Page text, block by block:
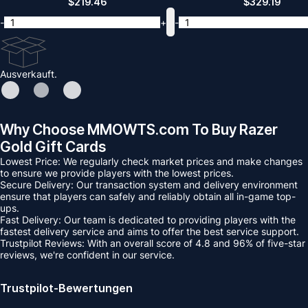
-
+
-
Ausverkauft.
Why Choose MMOWTS.com To Buy Razer
Gold Gift Cards
Lowest Price: We regularly check market prices and make changes
to ensure we provide players with the lowest prices.
Secure Delivery: Our transaction system and delivery environment
ensure that players can safely and reliably obtain all in-game top-
ups.
Fast Delivery: Our team is dedicated to providing players with the
fastest delivery service and aims to offer the best service support.
Trustpilot Reviews: With an overall score of 4.8 and 96% of five-star
reviews, we're confident in our service.
Trustpilot-Bewertungen